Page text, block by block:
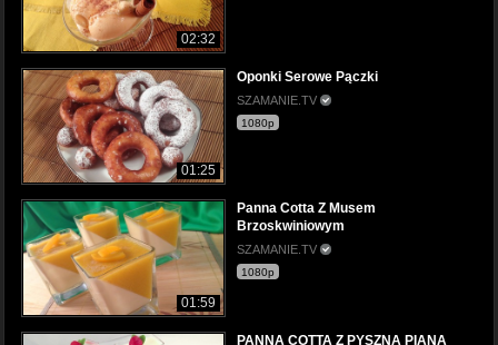
02:32
01:25
Oponki Serowe Pączki
SZAMANIE.TV
1080p
01:59
Panna Cotta Z Musem
Brzoskwiniowym
SZAMANIE.TV
1080p
PANNA COTTA Z PYSZNĄ PIANĄ